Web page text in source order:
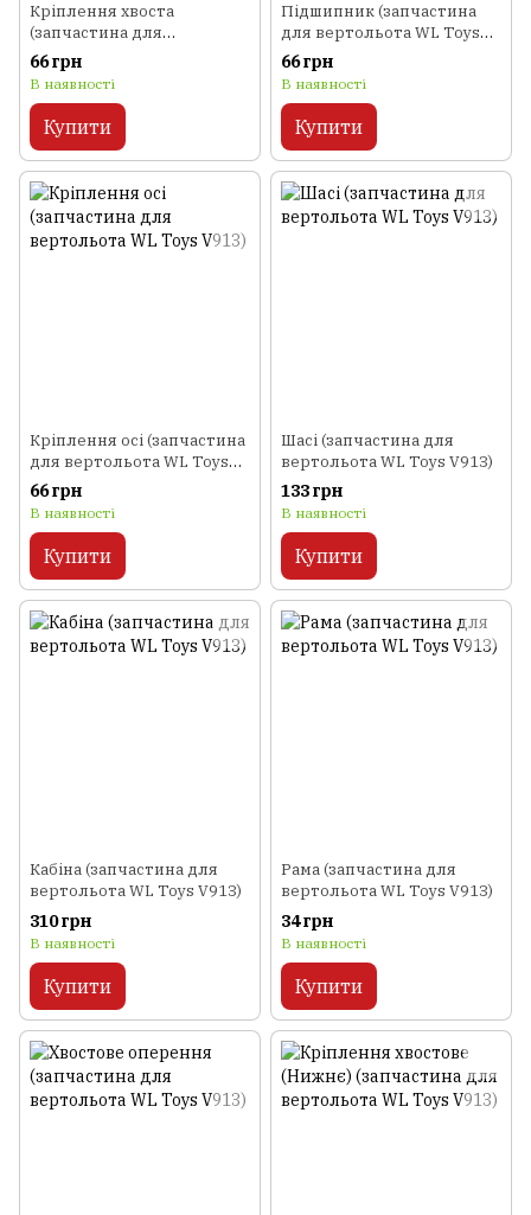
Кріплення хвоста
(запчастина для
вертольота WL Toys V913)
66 грн
В наявності
Купити
Підшипник (запчастина
для вертольота WL Toys
V913)
66 грн
В наявності
Купити
Кріплення осі (запчастина
для вертольота WL Toys
V913)
66 грн
В наявності
Купити
Шасі (запчастина для
вертольота WL Toys V913)
133 грн
В наявності
Купити
Кабіна (запчастина для
вертольота WL Toys V913)
310 грн
В наявності
Купити
Рама (запчастина для
вертольота WL Toys V913)
34 грн
В наявності
Купити